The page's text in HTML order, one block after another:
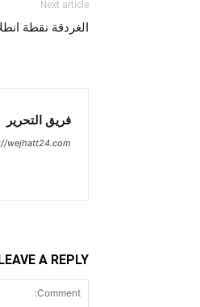
Next article
الغردقة نقطة
فريق التحرير
wejhatt24.com
A REPLY